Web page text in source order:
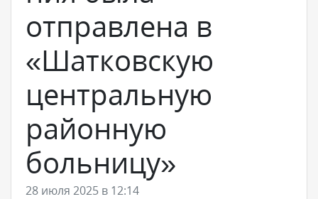
отправлена в
«Шатковскую
центральную
районную
больницу»
28 июля 2025 в 12:14